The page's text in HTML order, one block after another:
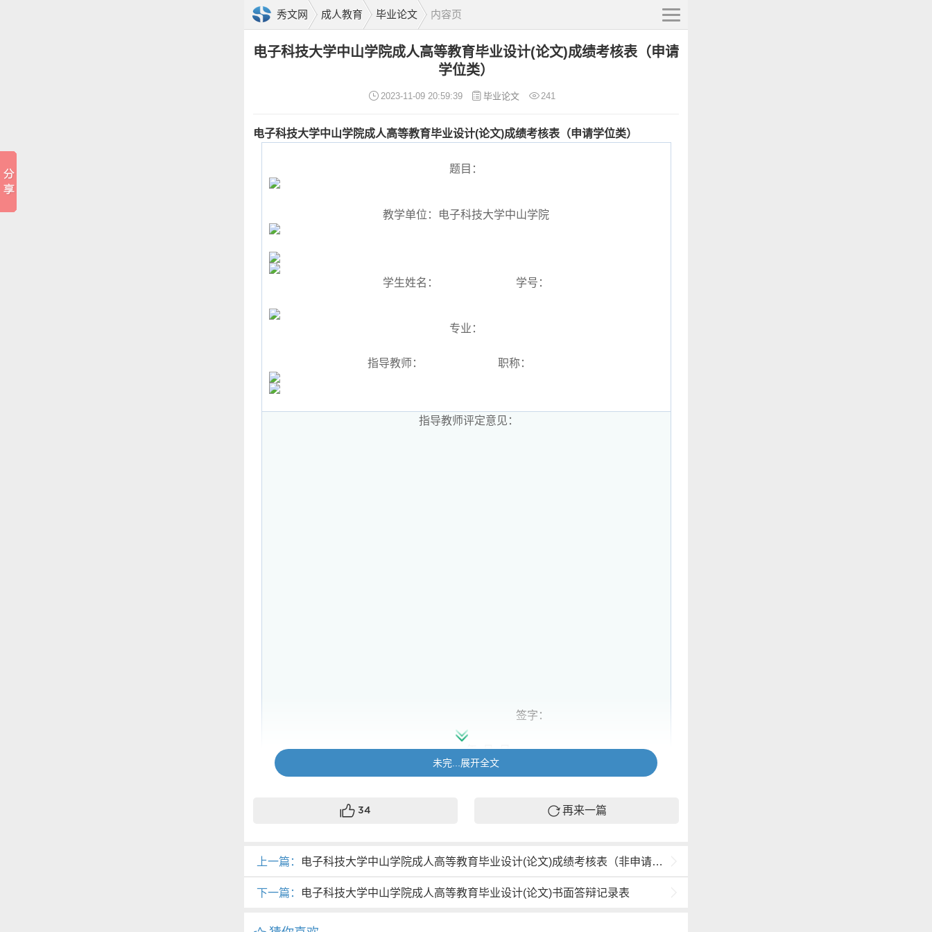
秀文网 成人教育 毕业论文 内容页
电子科技大学中山学院成人高等教育毕业设计(论文)成绩考核表（申请
学位类）
2023-11-09 20:59:39 毕业论文 241
电子科技大学中山学院成人高等教育毕业设计(论文)成绩考核表（申请学位类）
题目：
教学单位：电子科技大学中山学院
学生姓名： 学号：
专业：
指导教师： 职称：
指导教师评定意见：
签字：
年 月 日
评审意见：
年 月 日
未完...展开全文
34 再来一篇
上一篇： 电子科技大学中山学院成人高等教育毕业设计(论文)成绩考核表（非申请学位类）
下一篇： 电子科技大学中山学院成人高等教育毕业设计(论文)书面答辩记录表